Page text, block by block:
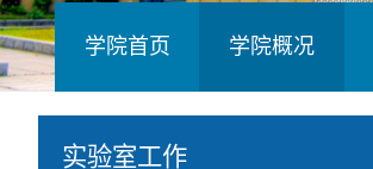
学院首页 学院概况
实验室工作